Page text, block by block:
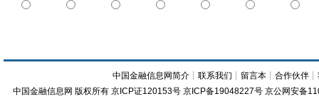
中国金融信息网简介 ┊联系我们 ┊ 留言本 ┊合作伙伴 ┊
中国金融信息网 版权所有 京ICP证120153号 京ICP备19048227号 京公网安备